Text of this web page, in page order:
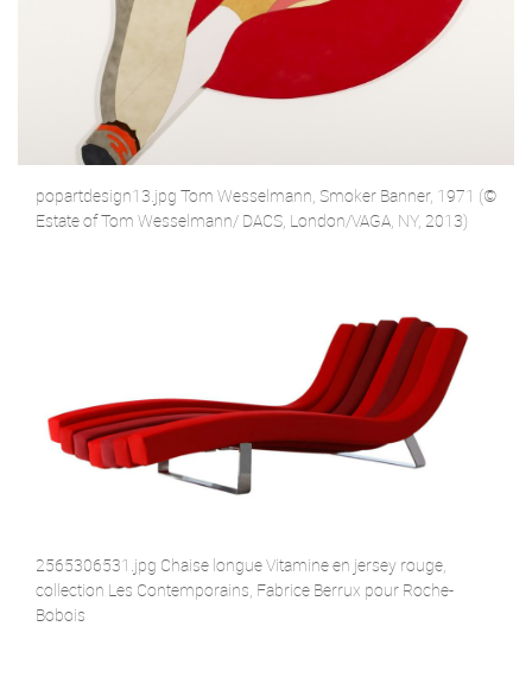
popartdesign13.jpg Tom Wesselmann, Smoker Banner, 1971 (©
Estate of Tom Wesselmann/ DACS, London/VAGA, NY, 2013)
2565306531.jpg Chaise longue Vitamine en jersey rouge,
collection Les Contemporains, Fabrice Berrux pour Roche-
Bobois